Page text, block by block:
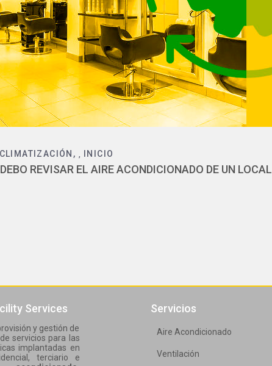
CLIMATIZACIÓN , INICIO
REVISAR EL AIRE ACONDICIONADO DE UN LOCAL
Services
y gestión de
servicios para las
implantadas en
terciario e
Servicios
Aire Acondicionado
Ventilación